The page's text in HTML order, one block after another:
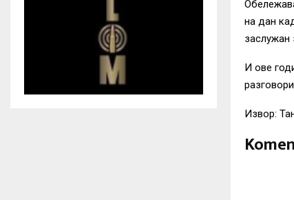
на дан
заслужан
И ове
разговори.
Извор: